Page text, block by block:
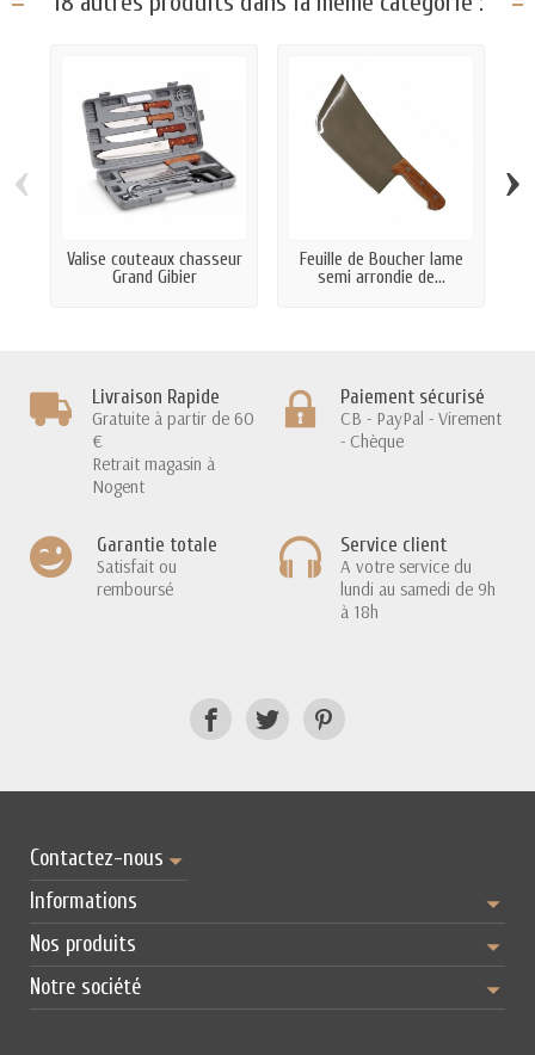
Valise couteaux chasseur
Grand Gibier
Feuille de Boucher lame
semi arrondie de...
‹ ›
Livraison Rapide
Gratuite à partir de 60
€
Retrait magasin à
Nogent
Paiement sécurisé
CB - PayPal - Virement
- Chèque
Garantie totale
Satisfait ou
remboursé
Service client
A votre service du
lundi au samedi de 9h
à 18h
Contactez-nous
Informations
Nos produits
Notre société